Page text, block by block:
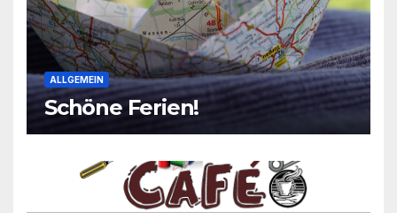
ALLGEMEIN
Schöne Ferien!